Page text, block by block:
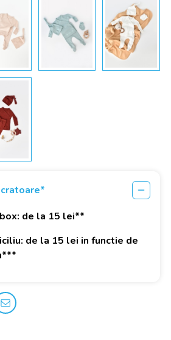
de la 15 lei**
de la 15 lei in functie de